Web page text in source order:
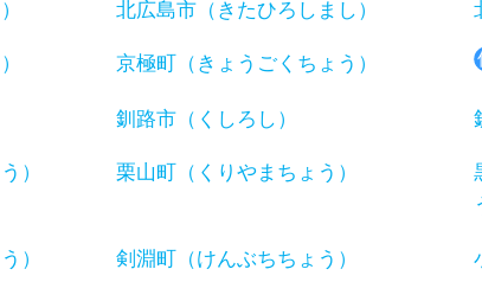
北広島市（きたひろしまし）
京極町（きょうごくちょう）
釧路市（くしろし）
） 栗山町（くりやまちょう）
） 剣淵町（けんぶちちょう）